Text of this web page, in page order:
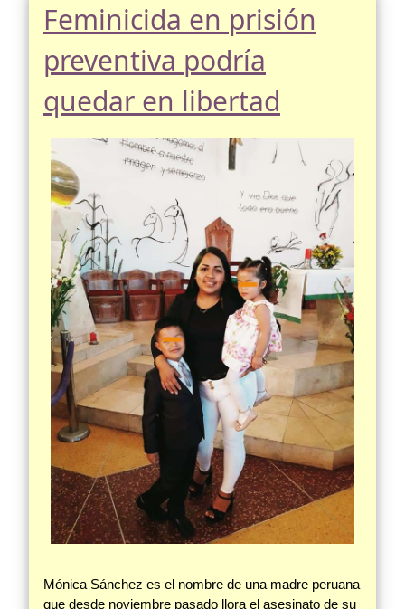
Feminicida en prisión
preventiva podría
quedar en libertad
Mónica Sánchez es el nombre de una madre peruana
que desde noviembre pasado llora el asesinato de su